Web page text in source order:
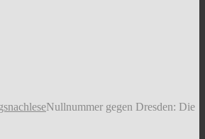
Nullnummer gegen Dresden: Die